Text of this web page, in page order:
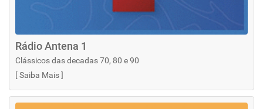
Rádio Antena 1
Clássicos das decadas 70, 80 e 90
[Saiba Mais]